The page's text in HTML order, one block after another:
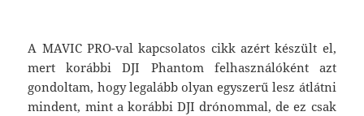
A MAVIC PRO-val kapcsolatos cikk azért készült el,
mert korábbi DJI Phantom felhasználóként azt
gondoltam, hogy legalább olyan egyszerű lesz átlátni
mindent, mint a korábbi DJI drónommal, de ez csak